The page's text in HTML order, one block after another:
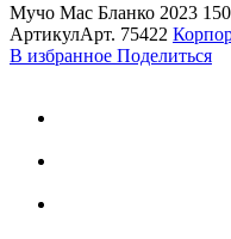
Мучо Мас Бланко 2023
АртикулАрт. 75422
В избранное Поделиться